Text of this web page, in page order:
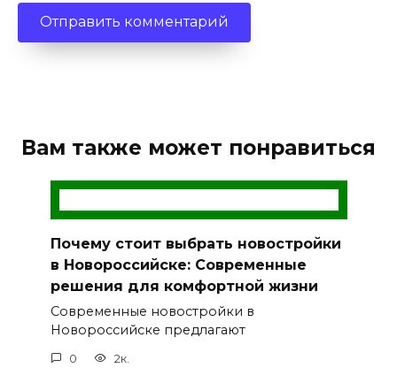
Вам также может понравиться
Почему стоит выбрать новостройки
в Новороссийске: Современные
решения для комфортной жизни
Современные новостройки в
Новороссийске предлагают
0 2к.